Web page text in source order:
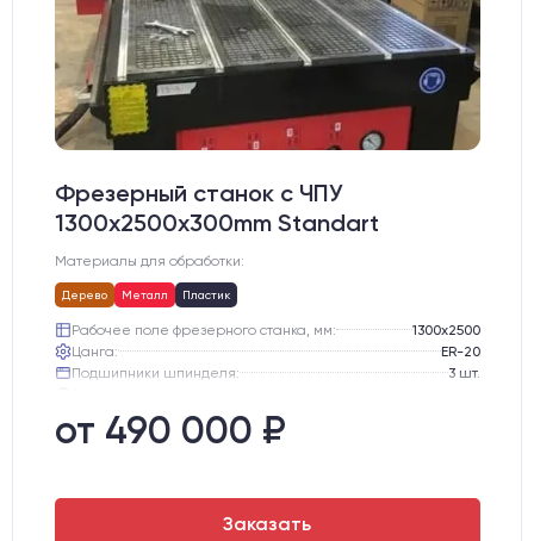
Фрезерный станок с ЧПУ
1300x2500x300mm Standart
Материалы для обработки:
Дерево Металл Пластик
Рабочее поле фрезерного станка, мм:
1300х2500
Цанга:
ER-20
Подшипники шпинделя:
3 шт.
Двигатели:
от 490 000 ₽
Заказать